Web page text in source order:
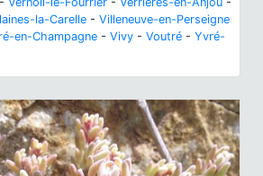
la-Carelle - Villeneuve-en-Perseigne
en-Champagne - Vivy - Voutré - Yvré-